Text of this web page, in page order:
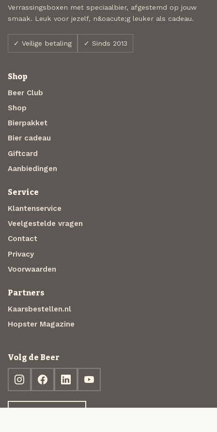
Verrassingsboxen met speciaalbier, afgestemd op jouw
smaak. Leuk voor jezelf, n&oacute;g leuker als cadeau.
✓ Veilige betaling ✓ Sinds 2013
Shop
Beer Club
Shop
Bierpakket
Bier cadeau
Giftcard
Aanbiedingen
Service
Klantenservice
Veelgestelde vragen
Contact
Privacy
Voorwaarden
Partners
Kaarsbestellen.nl
Hopster Magazine
Volg de Beer